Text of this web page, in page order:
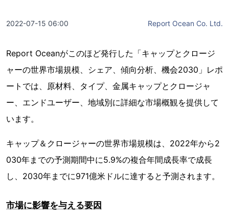
2022-07-15 06:00 Report Ocean Co. Ltd.
Report Oceanがこのほど発行した「キャップとクロージ
ャーの世界市場規模、シェア、傾向分析、機会2030」レポ
ートでは、原材料、タイプ、金属キャップとクロージャ
ー、エンドユーザー、地域別に詳細な市場概観を提供して
います。
キャップ＆クロージャーの世界市場規模は、2022年から2
030年までの予測期間中に5.9%の複合年間成長率で成長
し、2030年までに971億米ドルに達すると予測されます。
市場に影響を与える要因